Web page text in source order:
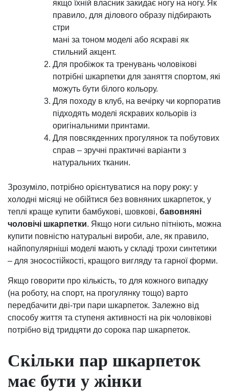
якщо їхній власник закидає ногу на ногу. Як
правило, для ділового образу підбирають
стри
мані за тоном моделі або яскраві як
стильний акцент.
Для пробіжок та тренувань чоловікові
потрібні шкарпетки для заняття спортом, які
можуть бути білого кольору.
Для походу в клуб, на вечірку чи корпоратив
підходять моделі яскравих кольорів із
оригінальними принтами.
Для повсякденних прогулянок та побутових
справ – зручні практичні варіанти з
натуральних тканин.
Зрозуміло, потрібно орієнтуватися на пору року: у
холодні місяці не обійтися без вовняних шкарпеток, у
теплі краще купити бамбукові, шовкові, бавовняні
чоловічі шкарпетки. Якщо ноги сильно пітніють, можна
купити повністю натуральні вироби, але, як правило,
найпопулярніші моделі мають у складі трохи синтетики
– для зносостійкості, кращого вигляду та гарної форми.
Якщо говорити про кількість, то для кожного випадку
(на роботу, на спорт, на прогулянку тощо) варто
передбачити дві-три пари шкарпеток. Залежно від
способу життя та ступеня активності на рік чоловікові
потрібно від тридцяти до сорока пар шкарпеток.
Скільки пар шкарпеток
має бути у жінки